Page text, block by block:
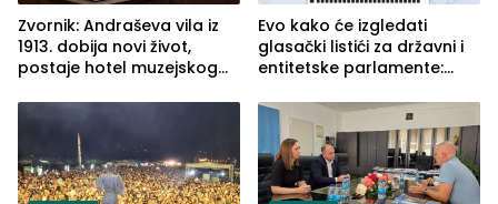
Zvornik: Andraševa vila iz
1913. dobija novi život,
postaje hotel muzejskog
Evo kako će izgledati
glasački listići za državni i
entitetske parlamente:
vidljive na njima